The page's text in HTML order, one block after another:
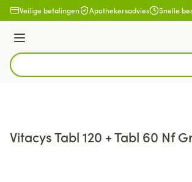
Ga naar de inhoud
Veilige betalingen Apothekersadvies Snelle
Menu
Product, merk, categorie...
Vitacys Tabl 120 + Tabl 60 Nf